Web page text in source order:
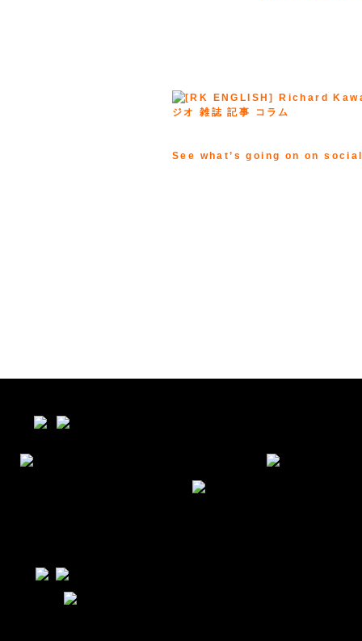
See what’s going on on